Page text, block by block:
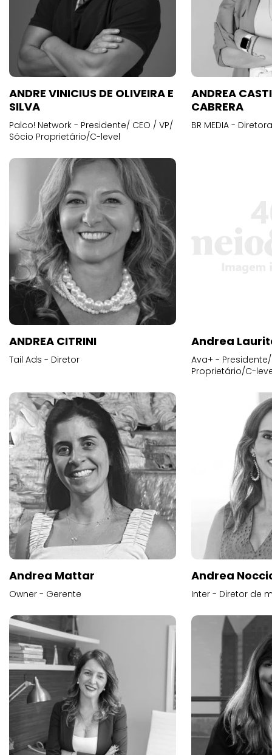
ANDRE VINICIUS DE OLIVEIRA E
SILVA
Palco! Network - Presidente/ CEO / VP/
Sócio Proprietário/C-level
ANDREA
CABRERA
BR MEDIA -
ANDREA CITRINI
Tail Ads - Diretor
Andrea
Ava+ -
Proprietário/C-
Andrea Mattar
Owner - Gerente
Andrea
Inter - Diretor de